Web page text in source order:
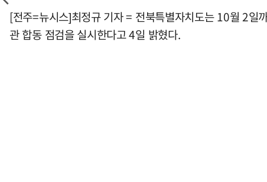
[전주=뉴시스]최정규 기자 = 전북특별자치도는 10월 2일
관 합동 점검을 실시한다고 4일 밝혔다.